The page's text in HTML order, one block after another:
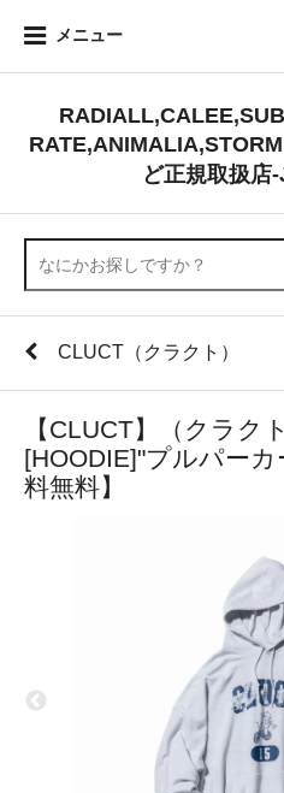
メニュー
ど正規取扱店
CLUCT（クラクト）
【CLUCT】（クラク
[HOODIE]"プルパーカ
料無料】